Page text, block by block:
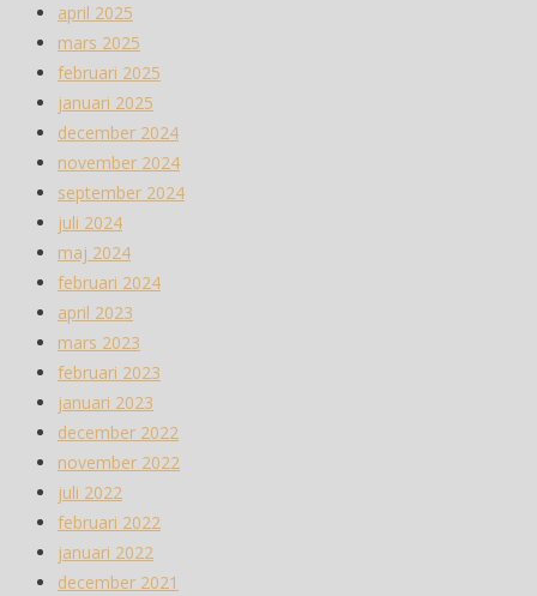
april 2025
mars 2025
februari 2025
januari 2025
december 2024
november 2024
september 2024
juli 2024
maj 2024
februari 2024
april 2023
mars 2023
februari 2023
januari 2023
december 2022
november 2022
juli 2022
februari 2022
januari 2022
december 2021